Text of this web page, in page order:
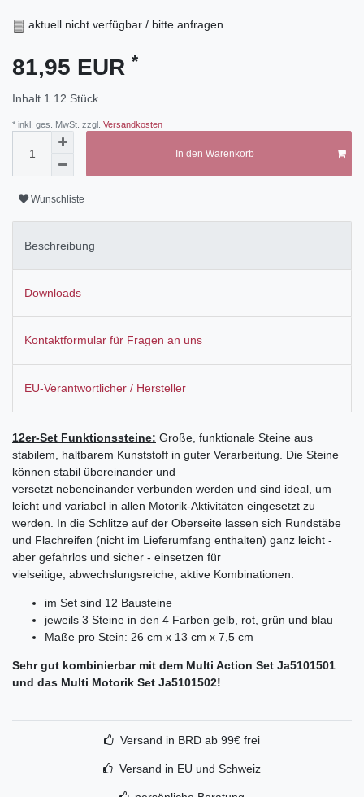
aktuell nicht verfügbar / bitte anfragen
81,95 EUR *
Inhalt 1 12 Stück
* inkl. ges. MwSt. zzgl. Versandkosten
In den Warenkorb
Wunschliste
Beschreibung
Downloads
Kontaktformular für Fragen an uns
EU-Verantwortlicher / Hersteller
12er-Set Funktionssteine: Große, funktionale Steine aus
stabilem, haltbarem Kunststoff in guter Verarbeitung. Die Steine
können stabil übereinander und
versetzt nebeneinander verbunden werden und sind ideal, um
leicht und variabel in allen Motorik-Aktivitäten eingesetzt zu
werden. In die Schlitze auf der Oberseite lassen sich Rundstäbe
und Flachreifen (nicht im Lieferumfang enthalten) ganz leicht -
aber gefahrlos und sicher - einsetzen für
vielseitige, abwechslungsreiche, aktive Kombinationen.
im Set sind 12 Bausteine
jeweils 3 Steine in den 4 Farben gelb, rot, grün und blau
Maße pro Stein: 26 cm x 13 cm x 7,5 cm
Sehr gut kombinierbar mit dem Multi Action Set Ja5101501
und das Multi Motorik Set Ja5101502!
Versand in BRD ab 99€ frei
Versand in EU und Schweiz